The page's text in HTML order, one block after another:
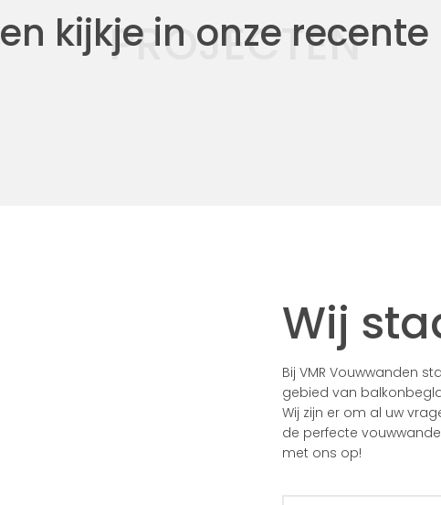
PROJECTEN
kijkje in onze
Wij
Bij VMR Vouwwanden
gebied van
Wij zijn er om al uw
de perfecte
met ons op!